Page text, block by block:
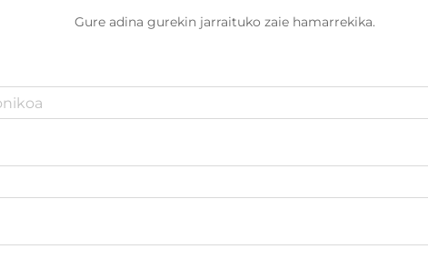
Gure adina gurekin jarraituko zaie hamarrekika.